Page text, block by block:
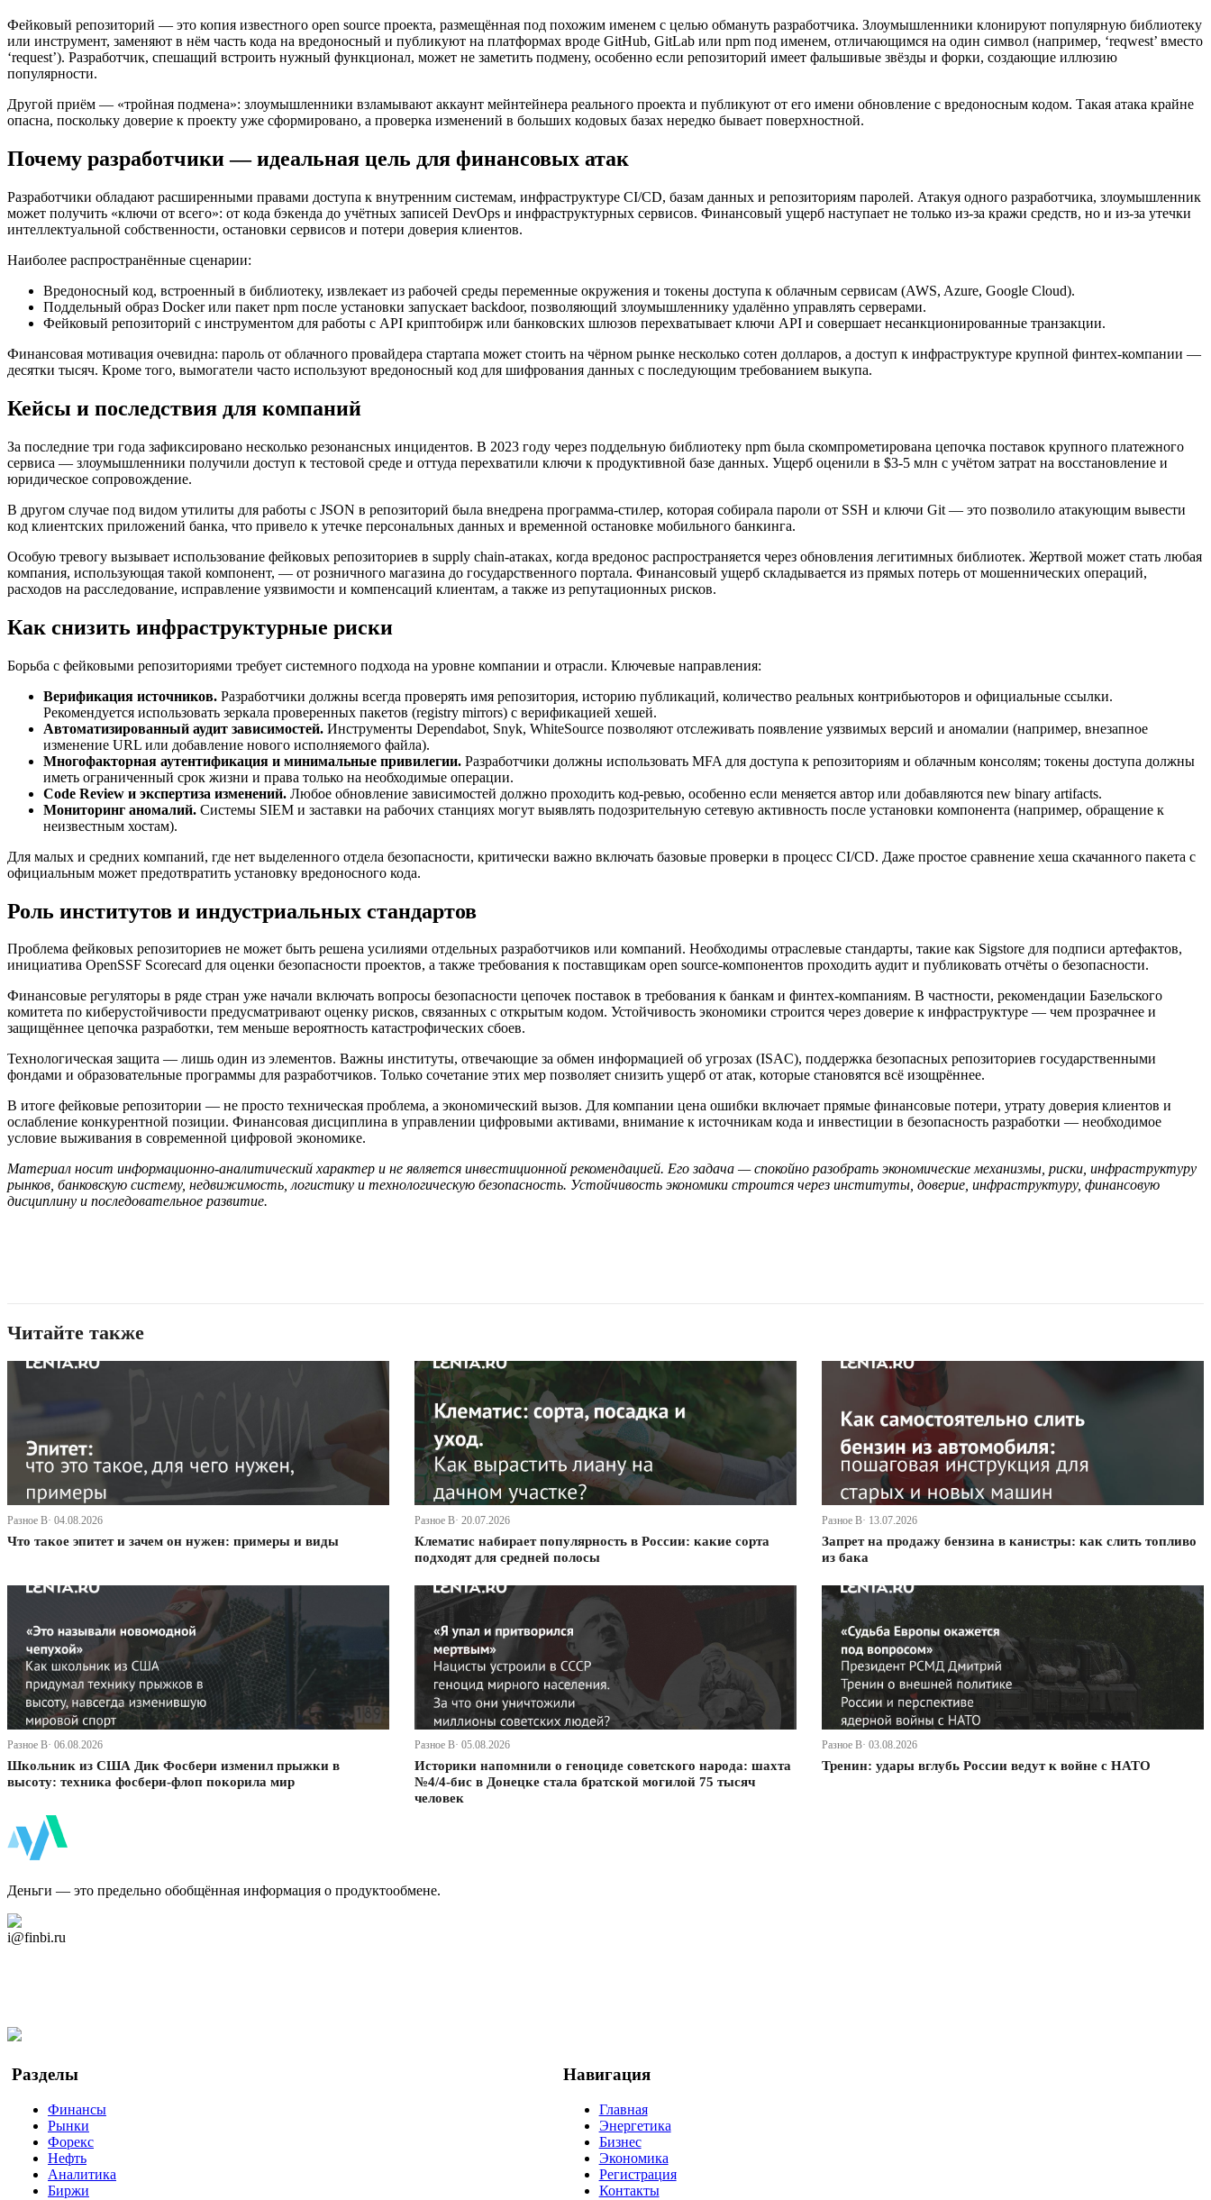
Фейковый репозиторий — это копия известного open source проекта, размещённая под похожим именем с целью обмануть разработчика. Злоумышленники клонируют популярную библиотеку
или инструмент, заменяют в нём часть кода на вредоносный и публикуют на платформах вроде GitHub, GitLab или npm под именем, отличающимся на один символ (например, ‘reqwest’ вместо
‘request’). Разработчик, спешащий встроить нужный функционал, может не заметить подмену, особенно если репозиторий имеет фальшивые звёзды и форки, создающие иллюзию
популярности.
Другой приём — «тройная подмена»: злоумышленники взламывают аккаунт мейнтейнера реального проекта и публикуют от его имени обновление с вредоносным кодом. Такая атака крайне
опасна, поскольку доверие к проекту уже сформировано, а проверка изменений в больших кодовых базах нередко бывает поверхностной.
Почему разработчики — идеальная цель для финансовых атак
Разработчики обладают расширенными правами доступа к внутренним системам, инфраструктуре CI/CD, базам данных и репозиториям паролей. Атакуя одного разработчика, злоумышленник
может получить «ключи от всего»: от кода бэкенда до учётных записей DevOps и инфраструктурных сервисов. Финансовый ущерб наступает не только из-за кражи средств, но и из-за утечки
интеллектуальной собственности, остановки сервисов и потери доверия клиентов.
Наиболее распространённые сценарии:
Вредоносный код, встроенный в библиотеку, извлекает из рабочей среды переменные окружения и токены доступа к облачным сервисам (AWS, Azure, Google Cloud).
Поддельный образ Docker или пакет npm после установки запускает backdoor, позволяющий злоумышленнику удалённо управлять серверами.
Фейковый репозиторий с инструментом для работы с API криптобирж или банковских шлюзов перехватывает ключи API и совершает несанкционированные транзакции.
Финансовая мотивация очевидна: пароль от облачного провайдера стартапа может стоить на чёрном рынке несколько сотен долларов, а доступ к инфраструктуре крупной финтех-компании —
десятки тысяч. Кроме того, вымогатели часто используют вредоносный код для шифрования данных с последующим требованием выкупа.
Кейсы и последствия для компаний
За последние три года зафиксировано несколько резонансных инцидентов. В 2023 году через поддельную библиотеку npm была скомпрометирована цепочка поставок крупного платежного
сервиса — злоумышленники получили доступ к тестовой среде и оттуда перехватили ключи к продуктивной базе данных. Ущерб оценили в $3-5 млн с учётом затрат на восстановление и
юридическое сопровождение.
В другом случае под видом утилиты для работы с JSON в репозиторий была внедрена программа-стилер, которая собирала пароли от SSH и ключи Git — это позволило атакующим вывести
код клиентских приложений банка, что привело к утечке персональных данных и временной остановке мобильного банкинга.
Особую тревогу вызывает использование фейковых репозиториев в supply chain-атаках, когда вредонос распространяется через обновления легитимных библиотек. Жертвой может стать любая
компания, использующая такой компонент, — от розничного магазина до государственного портала. Финансовый ущерб складывается из прямых потерь от мошеннических операций,
расходов на расследование, исправление уязвимости и компенсаций клиентам, а также из репутационных рисков.
Как снизить инфраструктурные риски
Борьба с фейковыми репозиториями требует системного подхода на уровне компании и отрасли. Ключевые направления:
Верификация источников. Разработчики должны всегда проверять имя репозитория, историю публикаций, количество реальных контрибьюторов и официальные ссылки.
Рекомендуется использовать зеркала проверенных пакетов (registry mirrors) с верификацией хешей.
Автоматизированный аудит зависимостей. Инструменты Dependabot, Snyk, WhiteSource позволяют отслеживать появление уязвимых версий и аномалии (например, внезапное
изменение URL или добавление нового исполняемого файла).
Многофакторная аутентификация и минимальные привилегии. Разработчики должны использовать MFA для доступа к репозиториям и облачным консолям; токены доступа должны
иметь ограниченный срок жизни и права только на необходимые операции.
Code Review и экспертиза изменений. Любое обновление зависимостей должно проходить код-ревью, особенно если меняется автор или добавляются new binary artifacts.
Мониторинг аномалий. Системы SIEM и заставки на рабочих станциях могут выявлять подозрительную сетевую активность после установки компонента (например, обращение к
неизвестным хостам).
Для малых и средних компаний, где нет выделенного отдела безопасности, критически важно включать базовые проверки в процесс CI/CD. Даже простое сравнение хеша скачанного пакета с
официальным может предотвратить установку вредоносного кода.
Роль институтов и индустриальных стандартов
Проблема фейковых репозиториев не может быть решена усилиями отдельных разработчиков или компаний. Необходимы отраслевые стандарты, такие как Sigstore для подписи артефактов,
инициатива OpenSSF Scorecard для оценки безопасности проектов, а также требования к поставщикам open source-компонентов проходить аудит и публиковать отчёты о безопасности.
Финансовые регуляторы в ряде стран уже начали включать вопросы безопасности цепочек поставок в требования к банкам и финтех-компаниям. В частности, рекомендации Базельского
комитета по киберустойчивости предусматривают оценку рисков, связанных с открытым кодом. Устойчивость экономики строится через доверие к инфраструктуре — чем прозрачнее и
защищённее цепочка разработки, тем меньше вероятность катастрофических сбоев.
Технологическая защита — лишь один из элементов. Важны институты, отвечающие за обмен информацией об угрозах (ISAC), поддержка безопасных репозиториев государственными
фондами и образовательные программы для разработчиков. Только сочетание этих мер позволяет снизить ущерб от атак, которые становятся всё изощрённее.
В итоге фейковые репозитории — не просто техническая проблема, а экономический вызов. Для компании цена ошибки включает прямые финансовые потери, утрату доверия клиентов и
ослабление конкурентной позиции. Финансовая дисциплина в управлении цифровыми активами, внимание к источникам кода и инвестиции в безопасность разработки — необходимое
условие выживания в современной цифровой экономике.
Материал носит информационно-аналитический характер и не является инвестиционной рекомендацией. Его задача — спокойно разобрать экономические механизмы, риски, инфраструктуру
рынков, банковскую систему, недвижимость, логистику и технологическую безопасность. Устойчивость экономики строится через институты, доверие, инфраструктуру, финансовую
дисциплину и последовательное развитие.
Читайте также
Разное В· 04.08.2026
Что такое эпитет и зачем он нужен: примеры и виды
Разное В· 20.07.2026
Клематис набирает популярность в России: какие сорта
подходят для средней полосы
Разное В· 13.07.2026
Запрет на продажу бензина в канистры: как слить топливо
из бака
Разное В· 06.08.2026
Школьник из США Дик Фосбери изменил прыжки в
высоту: техника фосбери-флоп покорила мир
Разное В· 05.08.2026
Историки напомнили о геноциде советского народа: шахта
№4/4-бис в Донецке стала братской могилой 75 тысяч
человек
Разное В· 03.08.2026
Тренин: удары вглубь России ведут к войне с НАТО
Деньги — это предельно обобщённая информация о продуктообмене.
i@finbi.ru
Разделы
Финансы
Рынки
Форекс
Нефть
Аналитика
Биржи
Навигация
Главная
Энергетика
Бизнес
Экономика
Регистрация
Контакты